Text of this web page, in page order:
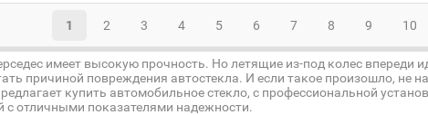
1 2 3 4 5 6 7 8 9 10
имеет высокую прочность. Но летящие из-под колес
причиной повреждения автостекла. И если такое произошло, не
купить автомобильное стекло, с профессиональной
с отличными показателями надежности.